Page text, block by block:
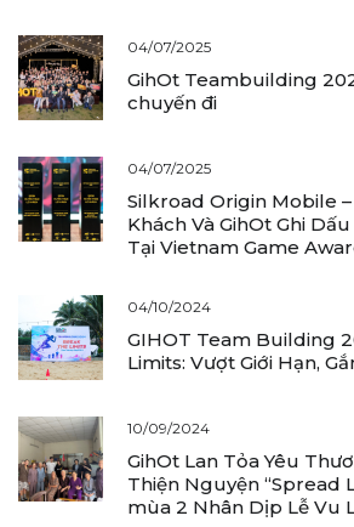
04/07/2025
GihOt Teambuilding
chuyến đi
04/07/2025
Silkroad Origin Mobile
Khách Và GihOt Ghi
Tại Vietnam Game
04/10/2024
GIHOT Team Building
Limits: Vượt Giới Hạn,
10/09/2024
GihOt Lan Tỏa Yêu
Thiện Nguyện “Spread
mùa 2 Nhân Dịp Lễ Vu